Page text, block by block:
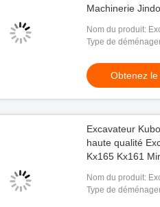
Machinerie
Nom du produit:
DX300LC
Type de
Obtenez
Excavateur
haute qualité
Kx165 Kx161
Nom du produit:
KX163
Type de